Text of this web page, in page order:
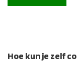
Hoe kun je zelf